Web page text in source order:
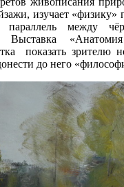
изучает «физику»
параллель между
«Анатомия
показать зрителю
до него